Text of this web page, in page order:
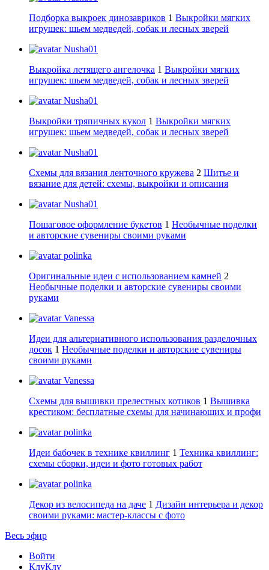
Подборка выкроек динозавриков 1 Выкройки мягких
игрушек: шьем медведей, собак и лесных зверей
Nusha01
Выкройка летящего ангелочка 1 Выкройки мягких
игрушек: шьем медведей, собак и лесных зверей
Nusha01
Выкройки тряпичных кукол 1 Выкройки мягких
игрушек: шьем медведей, собак и лесных зверей
Nusha01
Схемы для вязания ленточного кружева 2 Шитье и
вязание для детей: схемы, выкройки и описания
Nusha01
Пошаговое оформление букетов 1 Необычные поделки
и авторские сувениры своими руками
polinka
Оригинальные идеи с использованием камней 2
Необычные поделки и авторские сувениры своими
руками
Vanessa
Идеи для альтернативного использования разделочных
досок 1 Необычные поделки и авторские сувениры
своими руками
Vanessa
Схемы для вышивки прелестных котиков 1 Вышивка
крестиком: бесплатные схемы для начинающих и профи
polinka
Идеи бабочек в технике квиллинг 1 Техника квиллинг:
схемы сборки, идеи и фото готовых работ
polinka
Декор из велосипеда на даче 1 Дизайн интерьера и декор
своими руками: мастер-классы с фото
Весь эфир
Войти
КлуКлу